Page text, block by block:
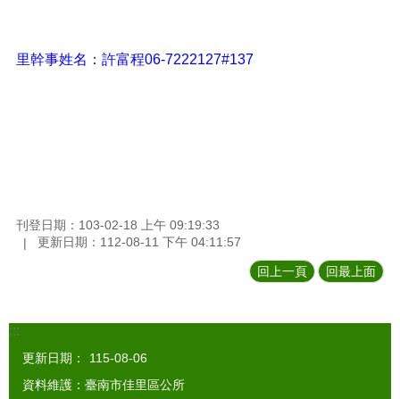
里幹事姓名：許富程06-7222127#137
刊登日期：103-02-18 上午 09:19:33
更新日期：112-08-11 下午 04:11:57
回上一頁 回最上面
:::
更新日期：
115-08-06
資料維護：臺南市佳里區公所